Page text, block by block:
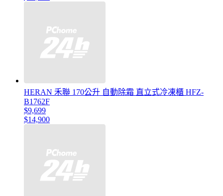
HERAN 禾聯 170公升 自動除霜 直立式冷凍櫃 HFZ-
B1762F
$9,699
$14,900